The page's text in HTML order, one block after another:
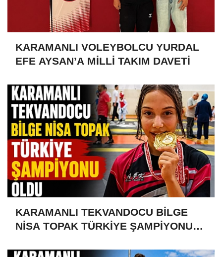
KARAMANLI VOLEYBOLCU YURDAL
EFE AYSAN’A MİLLİ TAKIM DAVETİ
KARAMANLI TEKVANDOCU BİLGE
NİSA TOPAK TÜRKİYE ŞAMPİYONU